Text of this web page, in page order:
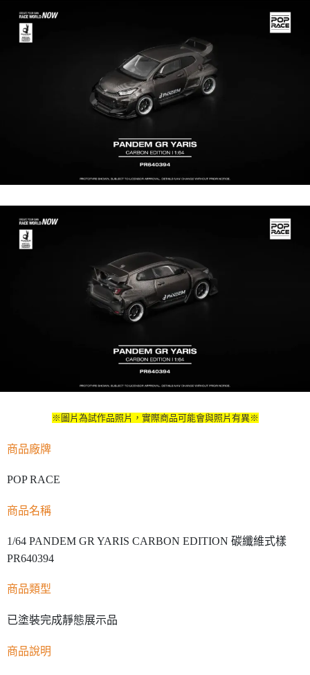
※圖片為試作品照片，實際商品可能會與照片有異※
商品廠牌
POP RACE
商品名稱
1/64 PANDEM GR YARIS CARBON EDITION 碳纖維式樣
PR640394
商品類型
已塗裝完成靜態展示品
商品說明